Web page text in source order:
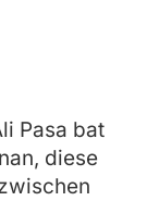
Pasa bat
diese